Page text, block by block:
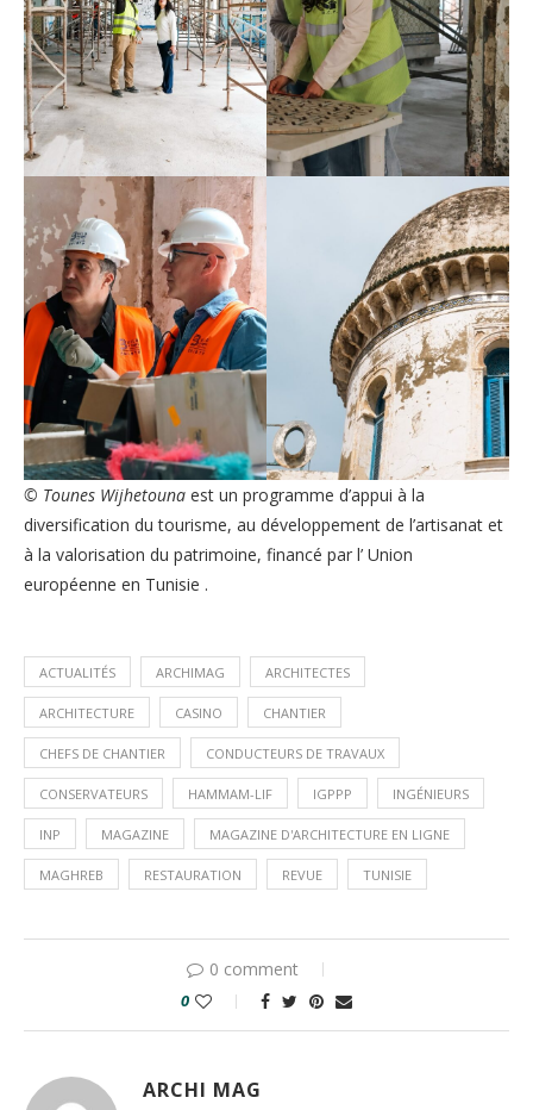
©️ Tounes Wijhetouna est un programme d’appui à la
diversification du tourisme, au développement de l’artisanat et
à la valorisation du patrimoine, financé par l’ Union
européenne en Tunisie .
ACTUALITÉS ARCHIMAG ARCHITECTES
ARCHITECTURE CASINO CHANTIER
CHEFS DE CHANTIER CONDUCTEURS DE TRAVAUX
CONSERVATEURS HAMMAM-LIF IGPPP INGÉNIEURS
INP MAGAZINE MAGAZINE D'ARCHITECTURE EN LIGNE
MAGHREB RESTAURATION REVUE TUNISIE
0 comment
0
ARCHI MAG